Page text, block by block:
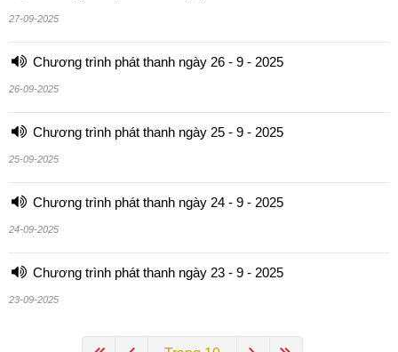
27-09-2025
Chương trình phát thanh ngày 26 - 9 - 2025
26-09-2025
Chương trình phát thanh ngày 25 - 9 - 2025
25-09-2025
Chương trình phát thanh ngày 24 - 9 - 2025
24-09-2025
Chương trình phát thanh ngày 23 - 9 - 2025
23-09-2025